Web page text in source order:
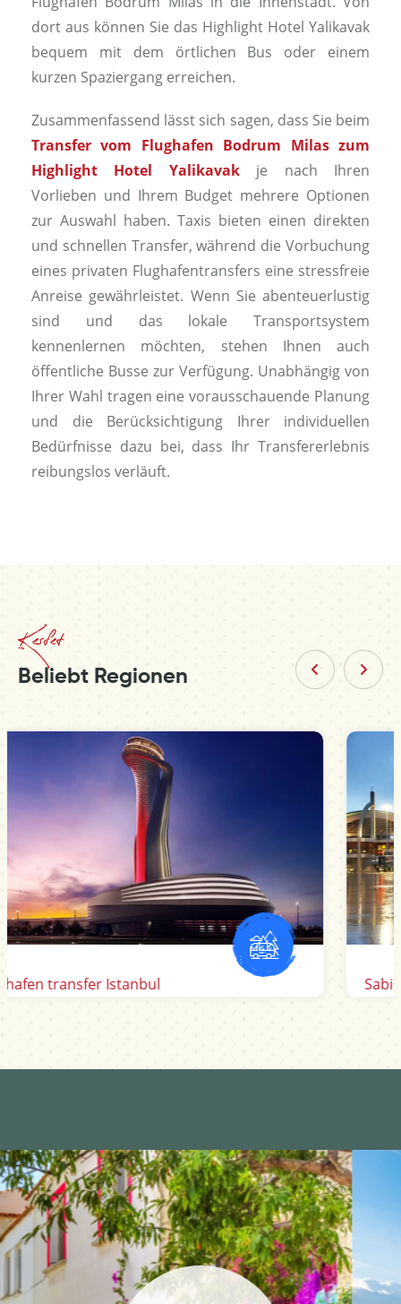
dort aus können Sie das Highlight Hotel Yalikavak
bequem mit dem örtlichen Bus oder einem
kurzen Spaziergang erreichen.
Zusammenfassend lässt sich sagen, dass Sie beim
Transfer vom Flughafen Bodrum Milas zum
Highlight Hotel Yalikavakje nach Ihren
Vorlieben und Ihrem Budget mehrere Optionen
zur Auswahl haben. Taxis bieten einen direkten
und schnellen Transfer, während die Vorbuchung
eines privaten Flughafentransfers eine stressfreie
Anreise gewährleistet. Wenn Sie abenteuerlustig
sind und das lokale Transportsystem
kennenlernen möchten, stehen Ihnen auch
öffentliche Busse zur Verfügung. Unabhängig von
Ihrer Wahl tragen eine vorausschauende Planung
und die Berücksichtigung Ihrer individuellen
Bedürfnisse dazu bei, dass Ihr Transfererlebnis
reibungslos verläuft.
Kesfet
Beliebt Regionen
Sabiha Gokcen Flughafen transfer